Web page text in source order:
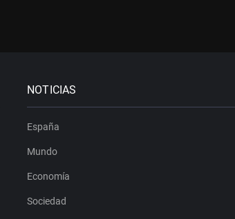
NOTICIAS
España
Mundo
Economía
Sociedad